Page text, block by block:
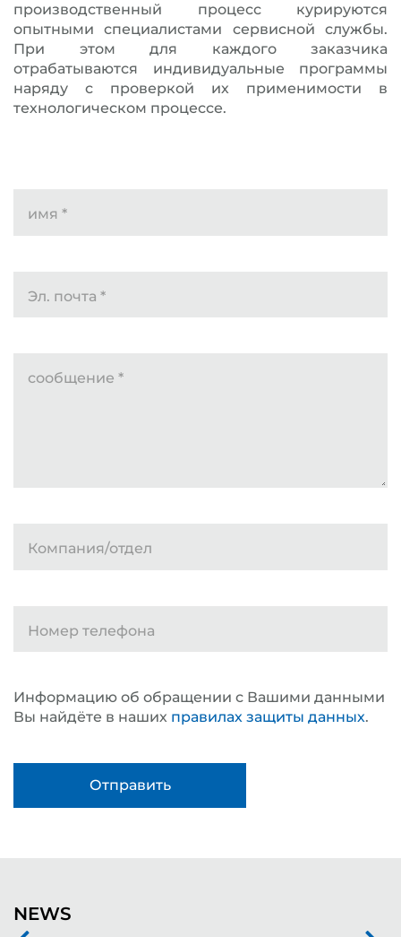
производственный процесс курируются
опытными специалистами сервисной службы.
При этом для каждого заказчика
отрабатываются индивидуальные программы
наряду с проверкой их применимости в
технологическом процессе.
имя *
Эл. почта *
сообщение *
Компания/отдел
Номер телефона
Информацию об обращении с Вашими данными
Вы найдёте в наших правилах защиты данных.
NEWS